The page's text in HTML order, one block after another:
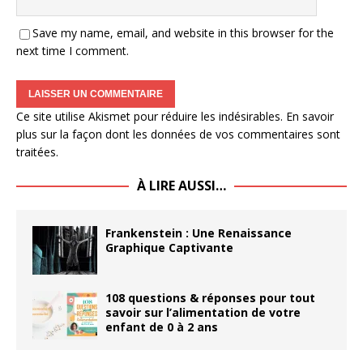
Save my name, email, and website in this browser for the
next time I comment.
Ce site utilise Akismet pour réduire les indésirables. En savoir
plus sur la façon dont les données de vos commentaires sont
traitées.
À LIRE AUSSI…
Frankenstein : Une Renaissance
Graphique Captivante
108 questions & réponses pour tout
savoir sur l’alimentation de votre
enfant de 0 à 2 ans